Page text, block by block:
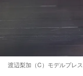
渡辺梨加（C）モデルプレス